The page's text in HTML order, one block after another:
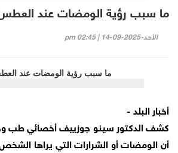
ما سبب رؤية الومضات عند
الأحد-2025-09-14 | 02:45 pm
أخبار البلد -
كشف الدكتور سينو جوزييف أخصائي طب
أن الومضات أو الشرارات التي يراها